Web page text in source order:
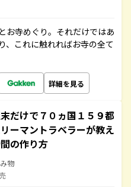
お寺めぐり。それだけではあ
、これに触れればお寺の全て
詳細を見る
だけで７０ヵ国１５９都
ーマントラベラーが教え
の作り方
物